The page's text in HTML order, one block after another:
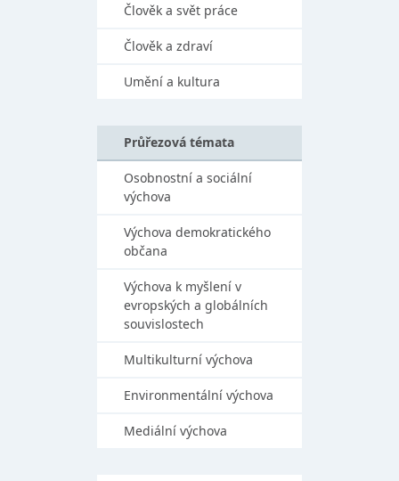
Člověk a svět práce
Člověk a zdraví
Umění a kultura
Průřezová témata
Osobnostní a sociální
výchova
Výchova demokratického
občana
Výchova k myšlení v
evropských a globálních
souvislostech
Multikulturní výchova
Environmentální výchova
Mediální výchova